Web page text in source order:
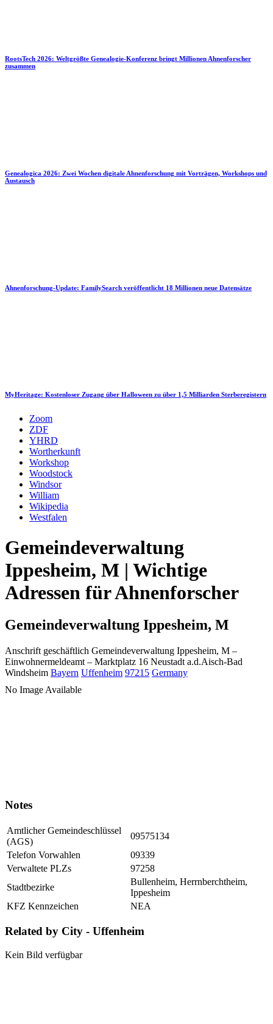
RootsTech 2026: Weltgrößte Genealogie-Konferenz bringt Millionen Ahnenforscher
zusammen
Genealogica 2026: Zwei Wochen digitale Ahnenforschung mit Vorträgen, Workshops und
Austausch
Ahnenforschung-Update: FamilySearch veröffentlicht 18 Millionen neue Datensätze
MyHeritage: Kostenloser Zugang über Halloween zu über 1,5 Milliarden Sterberegistern
Zoom
ZDF
YHRD
Wortherkunft
Workshop
Woodstock
Windsor
William
Wikipedia
Westfalen
Gemeindeverwaltung
Ippesheim, M | Wichtige
Adressen für Ahnenforscher
Gemeindeverwaltung Ippesheim, M
Anschrift geschäftlich Gemeindeverwaltung Ippesheim, M –
Einwohnermeldeamt – Marktplatz 16 Neustadt a.d.Aisch-Bad
Windsheim Bayern Uffenheim 97215 Germany
No Image Available
Notes
Amtlicher Gemeindeschlüssel
(AGS)
09575134
Telefon Vorwahlen
09339
Verwaltete PLZs
97258
Stadtbezirke
Bullenheim, Herrnberchtheim,
Ippesheim
KFZ Kennzeichen
NEA
Related by City - Uffenheim
Kein Bild verfügbar